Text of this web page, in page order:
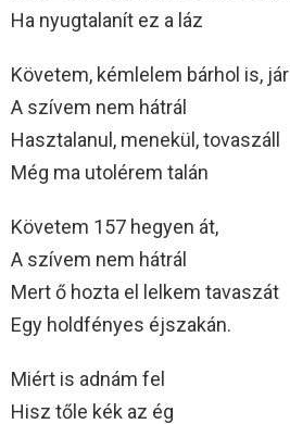
Ha nyugtalanít ez a láz
Követem, kémlelem bárhol is, jár
A szívem nem hátrál
Hasztalanul, menekül, tovaszáll
Még ma utolérem talán
Követem 157 hegyen át,
A szívem nem hátrál
Mert ő hozta el lelkem tavaszát
Egy holdfényes éjszakán.
Miért is adnám fel
Hisz tőle kék az ég